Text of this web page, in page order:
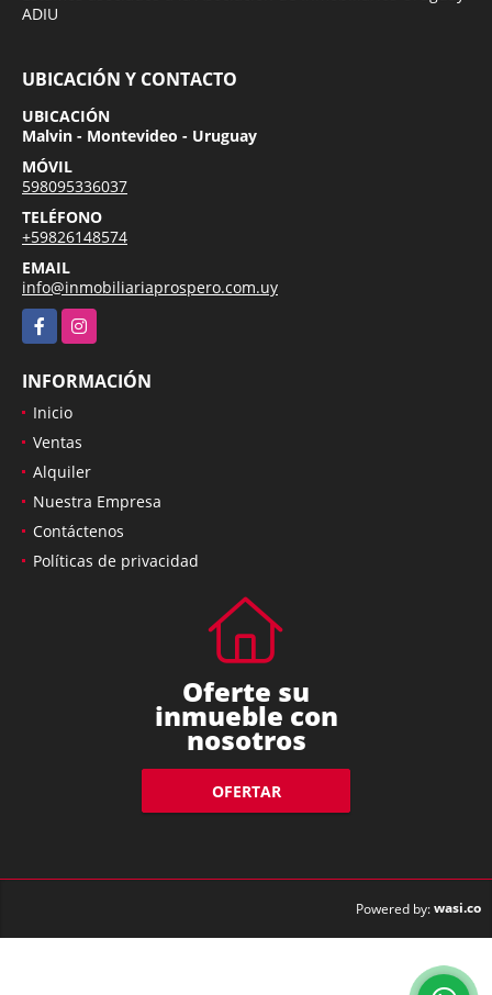
ADIU
UBICACIÓN Y CONTACTO
UBICACIÓN
Malvin - Montevideo - Uruguay
MÓVIL
598095336037
TELÉFONO
+59826148574
EMAIL
info@inmobiliariaprospero.com.uy
FacebookInstagram
INFORMACIÓN
Inicio
Ventas
Alquiler
Nuestra Empresa
Contáctenos
Políticas de privacidad
Oferte su
inmueble con
nosotros
OFERTAR
Powered by:wasi.co